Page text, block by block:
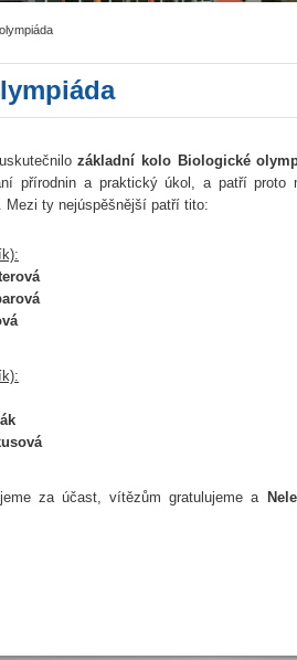
základní kolo Biologické
přírodnin a praktický úkol, a patří
Mezi ty nejúspěšnější patří tito:
za účast, vítězům gratulujeme a